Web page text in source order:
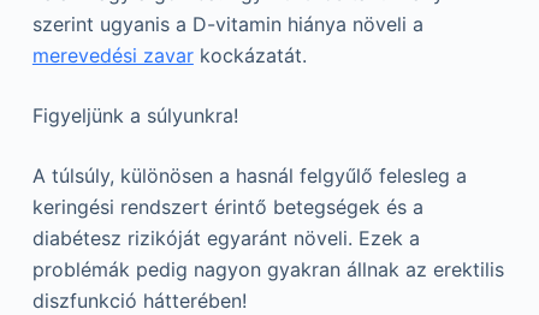
szerint ugyanis a D-vitamin hiánya növeli a
merevedési zavarkockázatát.
Figyeljünk a súlyunkra!
A túlsúly, különösen a hasnál felgyűlő felesleg a
keringési rendszert érintő betegségek és a
diabétesz rizikóját egyaránt növeli. Ezek a
problémák pedig nagyon gyakran állnak az erektilis
diszfunkció hátterében!